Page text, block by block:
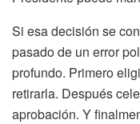
Si esa decisión se
pasado de un error
profundo. Primero
retirarla. Después
aprobación. Y